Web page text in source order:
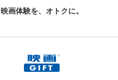
映画体験を、オトクに。